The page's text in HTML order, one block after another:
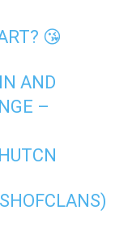
😘
AND
–